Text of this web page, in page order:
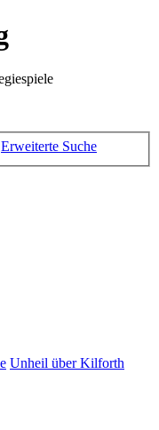
Erweiterte Suche
Unheil über Kilforth